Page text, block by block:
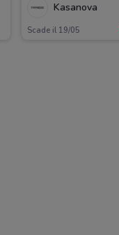
Kasanova
Scade il 19/05